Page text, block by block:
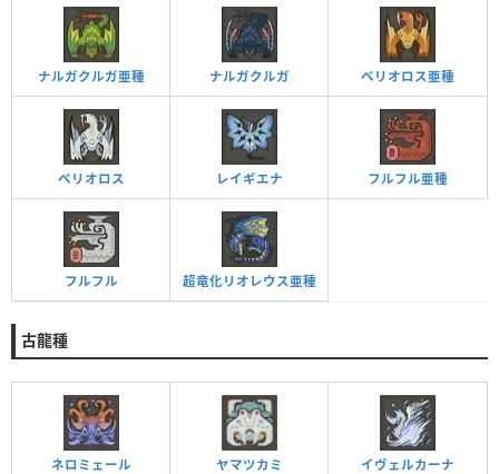
ナルガクルガ亜種 ナルガクルガ ベリオロス亜種
ベリオロス レイギエナ フルフル亜種
フルフル 超竜化リオレウス亜種
古龍種
ネロミェール ヤマツカミ イヴェルカーナ